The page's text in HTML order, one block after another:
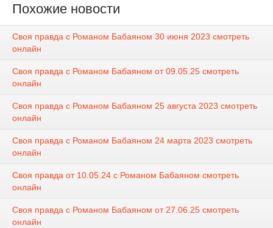
Похожие новости
Своя правда с Романом Бабаяном 30 июня 2023 смотреть
онлайн
Своя правда с Романом Бабаяном от 09.05.25 смотреть
онлайн
Своя правда с Романом Бабаяном 25 августа 2023 смотреть
онлайн
Своя правда с Романом Бабаяном 24 марта 2023 смотреть
онлайн
Своя правда от 10.05.24 с Романом Бабаяном смотреть
онлайн
Своя правда с Романом Бабаяном от 27.06.25 смотреть
онлайн